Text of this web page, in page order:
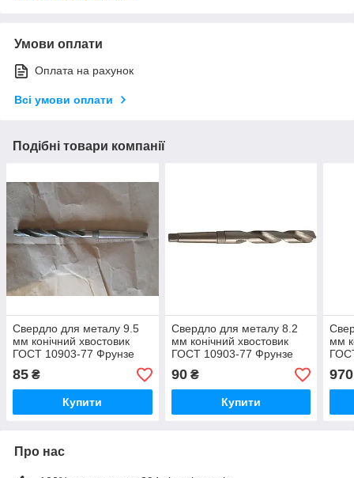
Умови оплати
Оплата на рахунок
Всі умови оплати
Подібні товари компанії
Свердло для металу 9.5
мм конічний хвостовик
ГОСТ 10903-77 Фрунзе
85 ₴
Купити
Свердло для металу 8.2
мм конічний хвостовик
ГОСТ 10903-77 Фрунзе
90₴
Купити
мм
970
Про нас